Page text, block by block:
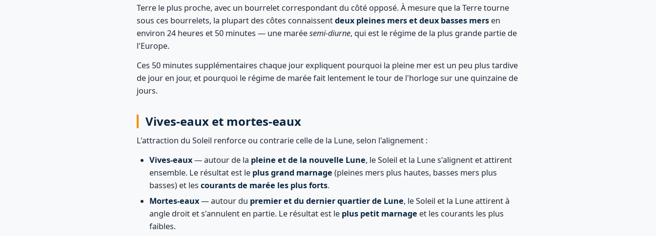
Terre le plus proche, avec un bourrelet correspondant du côté opposé. À mesure que la Terre tourne
sous ces bourrelets, la plupart des côtes connaissentdeux pleines mers et deux basses mers en
environ 24 heures et 50 minutes — une maréesemi-diurne, qui est le régime de la plus grande partie de
l'Europe.
Ces 50 minutes supplémentaires chaque jour expliquent pourquoi la pleine mer est un peu plus tardive
de jour en jour, et pourquoi le régime de marée fait lentement le tour de l'horloge sur une quinzaine de
jours.
Vives-eaux et mortes-eaux
L'attraction du Soleil renforce ou contrarie celle de la Lune, selon l'alignement :
Vives-eaux— autour de la pleine et de la nouvelle Lune, le Soleil et la Lune s'alignent et attirent
ensemble. Le résultat est le plus grand marnage (pleines mers plus hautes, basses mers plus
basses) et les courants de marée les plus forts.
Mortes-eaux— autour du premier et du dernier quartier de Lune, le Soleil et la Lune attirent à
angle droit et s'annulent en partie. Le résultat est le plus petit marnage et les courants les plus
faibles.